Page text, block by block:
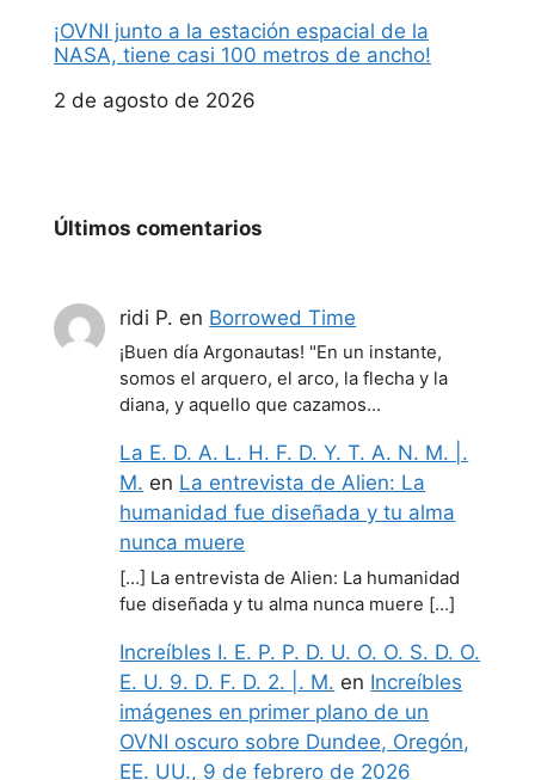
¡OVNI junto a la estación espacial de la
NASA, tiene casi 100 metros de ancho!
Fecha
2 de agosto de 2026
Últimos comentarios
ridi P. en Borrowed Time
¡Buen día Argonautas! "En un instante,
somos el arquero, el arco, la flecha y la
diana, y aquello que cazamos…
La E. D. A. L. H. F. D. Y. T. A. N. M. |.
M. en La entrevista de Alien: La
humanidad fue diseñada y tu alma
nunca muere
[…] La entrevista de Alien: La humanidad
fue diseñada y tu alma nunca muere […]
Increíbles I. E. P. P. D. U. O. O. S. D. O.
E. U. 9. D. F. D. 2. |. M. en Increíbles
imágenes en primer plano de un
OVNI oscuro sobre Dundee, Oregón,
EE. UU., 9 de febrero de 2026